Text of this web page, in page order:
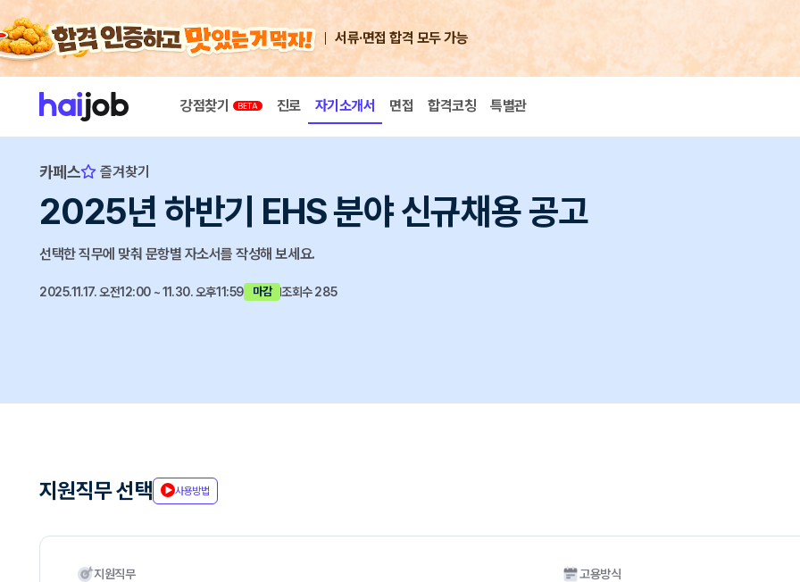
서류·면접 합격 모두 가능
강점찾기 진로 자기소개서 면접 합격코칭 특별관
카페스 즐겨찾기
2025년 하반기 EHS 분야 신규채용 공고
선택한 직무에 맞춰 문항별 자소서를 작성해 보세요.
2025.11.17. 오전12:00 ~ 11.30. 오후11:59 마감 조회수 285
지원직무 선택 사용방법
지원직무 고용방식